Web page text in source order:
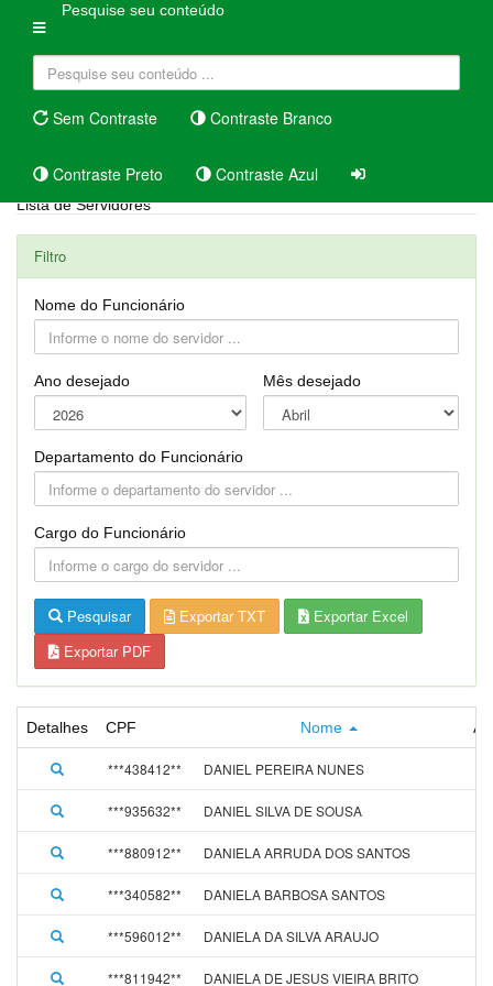
Pesquise seu conteúdo
Sem Contraste Contraste Branco
Contraste Preto Contraste Azul
Lista de Servidores
Filtro
Nome do Funcionário
Ano desejado Mês desejado
Departamento do Funcionário
Cargo do Funcionário
Pesquisar Exportar TXT
Exportar Excel
Exportar PDF
Detalhes CPF Nome
***438412** DANIEL PEREIRA NUNES
***935632** DANIEL SILVA DE SOUSA
***880912** DANIELA ARRUDA DOS SANTOS
***340582** DANIELA BARBOSA SANTOS
***596012** DANIELA DA SILVA ARAUJO
***811942** DANIELA DE JESUS VIEIRA BRITO